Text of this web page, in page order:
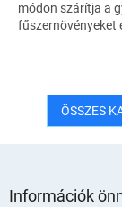
módon szárítja a
fűszernövényeket
ÖSSZES
Információk